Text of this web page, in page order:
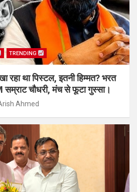
TRENDING
रहा था पिस्टल, इतनी हिम्मत? भरत
सम्राट चौधरी, मंच से फूटा गुस्सा।
Ahmed